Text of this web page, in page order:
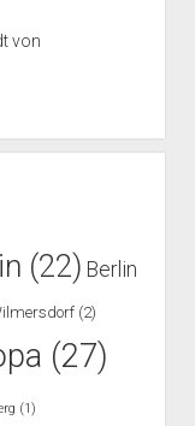
von
(22) Berlin
(2)
(27)
(1)